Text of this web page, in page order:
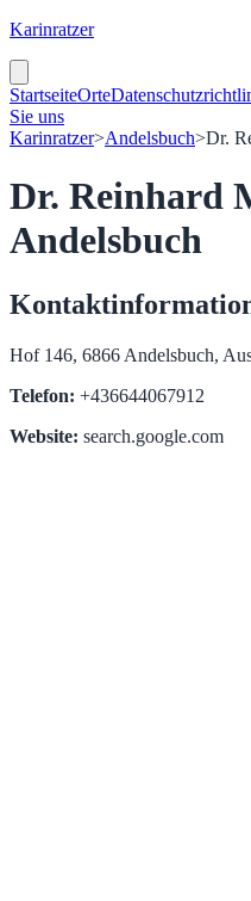
Karinratzer
StartseiteOrte
Sie uns
Karinratzer>Andelsbuch>Dr.
Dr. Reinhard
Andelsbuch
Hof 146, 6866 Andelsbuch,
Telefon: +436644067912
Website: search.google.com